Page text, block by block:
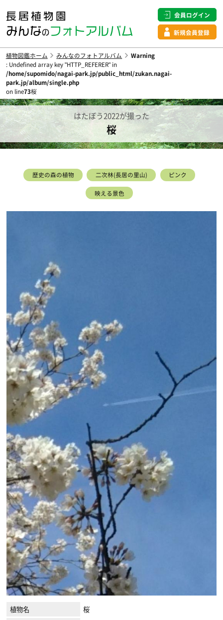
会員ログイン
新規会員登録
植物図鑑ホーム みんなのフォトアルバム
Warning
: Undefined array key "HTTP_REFERER" in
/home/supomido/nagai-park.jp/public_html/zukan.nagai-
park.jp/album/single.php
on line73桜
はたぼう2022が撮った
桜
歴史の森の植物 二次林(長居の里山) ピンク
映える景色
植物名
桜